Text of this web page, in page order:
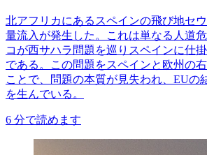
北アフリカにあるスペインの飛び地セ
量流入が発生した。これは単なる人道
コが西サハラ問題を巡りスペインに仕
である。この問題をスペインと欧州の
ことで、問題の本質が見失われ、EUの
を生んでいる。
6 分で読めます